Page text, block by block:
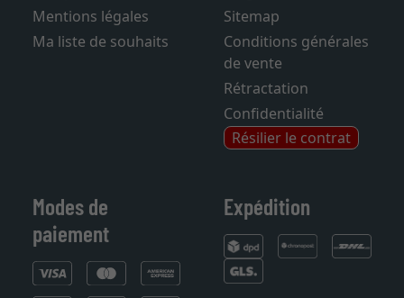
Compte
Mentions légales
Magazine
Sitemap
Conditions générales
de vente
Rétractation
Confidentialité
Résilier le contrat
Modes de
paiement
Expédition